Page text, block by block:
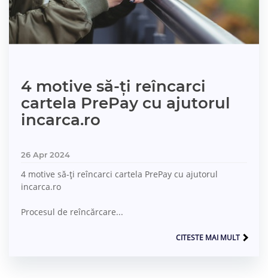
4 motive să-ți reîncarci
cartela PrePay cu ajutorul
incarca.ro
26 Apr 2024
4 motive să-ți reîncarci cartela PrePay cu ajutorul
incarca.ro
Procesul de reîncărcare...
CITESTE MAI MULT